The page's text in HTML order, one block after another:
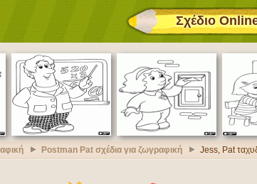
Σχέδιο
Postman Pat σχέδια για ζωγραφική Jess, Pat